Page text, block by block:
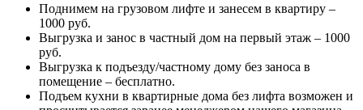
Поднимем на грузовом лифте и занесем в квартиру –
1000 руб.
Выгрузка и занос в частный дом на первый этаж – 1000
руб.
Выгрузка к подъезду/частному дому без заноса в
помещение – бесплатно.
Подъем кухни в квартирные дома без лифта возможен и